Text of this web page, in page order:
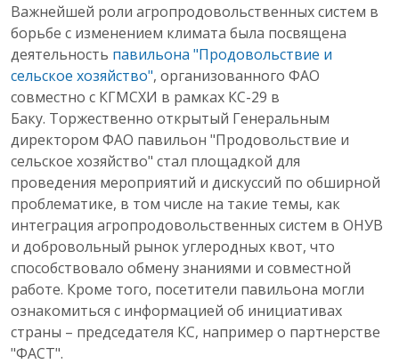
Важнейшей роли агропродовольственных систем в
борьбе с изменением климата была посвящена
деятельность павильона "Продовольствие и
сельское хозяйство", организованного ФАО
совместно с КГМСХИ в рамках КС-29 в
Баку. Торжественно открытый Генеральным
директором ФАО павильон "Продовольствие и
сельское хозяйство" стал площадкой для
проведения мероприятий и дискуссий по обширной
проблематике, в том числе на такие темы, как
интеграция агропродовольственных систем в ОНУВ
и добровольный рынок углеродных квот, что
способствовало обмену знаниями и совместной
работе. Кроме того, посетители павильона могли
ознакомиться с информацией об инициативах
страны – председателя КС, например о партнерстве
"ФАСТ".